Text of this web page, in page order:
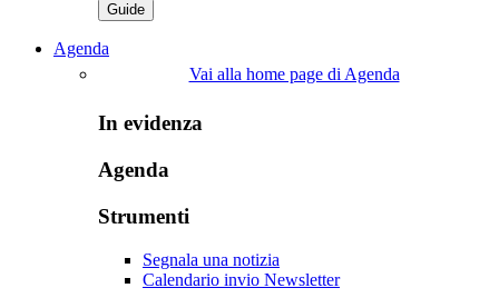
Guide
Agenda
Vai alla home page di Agenda
In evidenza
Agenda
Strumenti
Segnala una notizia
Calendario invio Newsletter